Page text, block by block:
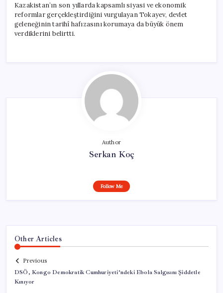
Kazakistan’ın son yıllarda kapsamlı siyasi ve ekonomik
reformlar gerçekleştirdiğini vurgulayan Tokayev, devlet
geleneğinin tarihî hafızasını korumaya da büyük önem
verdiklerini belirtti.
Author
Serkan Koç
Follow Me
Other Articles
Previous
DSÖ, Kongo Demokratik Cumhuriyeti’ndeki Ebola Salgısını Şiddetle
Kınıyor